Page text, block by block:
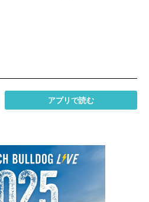
アプリで読む